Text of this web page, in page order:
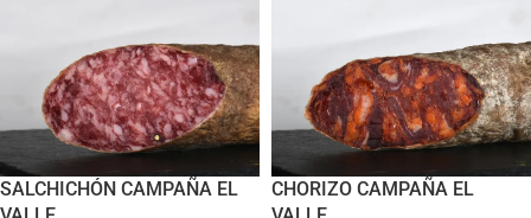
SALCHICHÓN CAMPAÑA EL
CHORIZO CAMPAÑA EL